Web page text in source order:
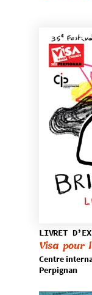
LIVRET
Visa pour
Centre
Perpignan